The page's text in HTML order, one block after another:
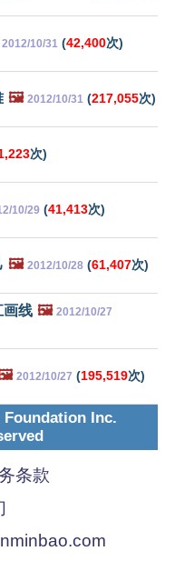
2012/10/31 (42,400次)
🖼️ 2012/10/31 (217,055次)
次)
10/29 (41,413次)
🖼️ 2012/10/28 (61,407次)
画线 🖼️ 2012/10/27
2012/10/27 (195,519次)
Inc.
条款